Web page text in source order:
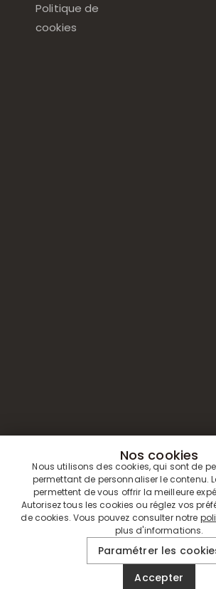
Politique de
cookies
© 2019 - 2026Drawelry . Tous
Nos cookies
Nous utilisons des cookies, qui sont de
permettant de personnaliser le contenu.
permettent de vous offrir la meilleure
Autorisez tous les cookies ou réglez vos
de cookies. Vous pouvez consulter notre
plus d'informations.
Paramétrer les
Accepter